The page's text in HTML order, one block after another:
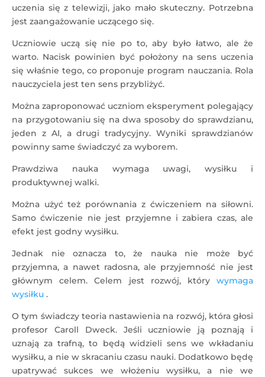
uczenia się z telewizji, jako mało skuteczny. Potrzebna
jest zaangażowanie uczącego się.
Uczniowie uczą się nie po to, aby było łatwo, ale że
warto. Nacisk powinien być położony na sens uczenia
się właśnie tego, co proponuje program nauczania. Rola
nauczyciela jest ten sens przybliżyć.
Można zaproponować uczniom eksperyment polegający
na przygotowaniu się na dwa sposoby do sprawdzianu,
jeden z AI, a drugi tradycyjny. Wyniki sprawdzianów
powinny same świadczyć za wyborem.
Prawdziwa nauka wymaga uwagi, wysiłku i
produktywnej walki.
Można użyć też porównania z ćwiczeniem na siłowni.
Samo ćwiczenie nie jest przyjemne i zabiera czas, ale
efekt jest godny wysiłku.
Jednak nie oznacza to, że nauka nie może być
przyjemna, a nawet radosna, ale przyjemność nie jest
głównym celem. Celem jest rozwój, który wymaga
wysiłku .
O tym świadczy teoria nastawienia na rozwój, która głosi
profesor Caroll Dweck. Jeśli uczniowie ją poznają i
uznają za trafną, to będą widzieli sens we wkładaniu
wysiłku, a nie w skracaniu czasu nauki. Dodatkowo będę
upatrywać sukces we włożeniu wysiłku, a nie we